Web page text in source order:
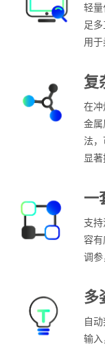
轻
足
用
复
在冲
金
法
显
一
支
容
调参
多
自
输入